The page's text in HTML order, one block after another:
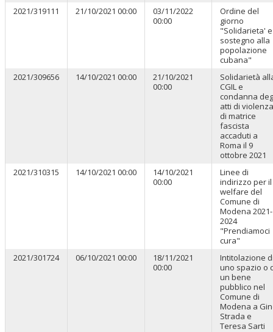
2021/319111
21/10/2021 00:00
03/11/2022
00:00
Ordine del
giorno
"Solidarieta' e
sostegno alla
popolazione
cubana"
2021/309656
14/10/2021 00:00
21/10/2021
00:00
Solidarietà
CGIL e
condanna
atti di violenza
di matrice
fascista
accaduti a
Roma il 9
ottobre 2021
2021/310315
14/10/2021 00:00
14/10/2021
00:00
Linee di
indirizzo per il
welfare del
Comune di
Modena 2021-
2024
"Prendiamoci
cura"
2021/301724
06/10/2021 00:00
18/11/2021
00:00
Intitolazione
uno spazio o
un bene
pubblico nel
Comune di
Modena a
Strada e
Teresa Sarti